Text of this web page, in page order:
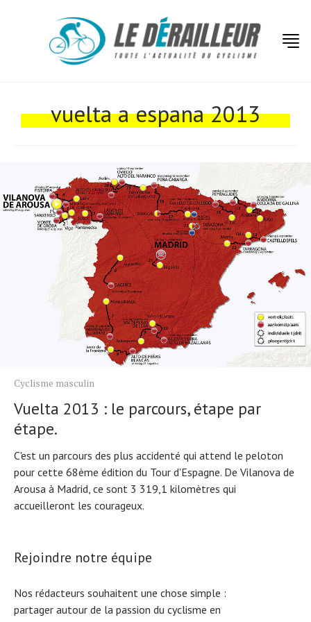
vuelta a espana 2013
Cyclisme masculin
Vuelta 2013 : le parcours, étape par
étape.
C'est un parcours des plus accidenté qui attend le peloton
pour cette 68ème édition du Tour d'Espagne. De Vilanova de
Arousa à Madrid, ce sont 3 319,1 kilomètres qui
accueilleront les courageux.
Rejoindre notre équipe
Nos rédacteurs souhaitent une chose simple :
partager autour de la passion du cyclisme en
Tests de produits
Tendances
Tous nos articles